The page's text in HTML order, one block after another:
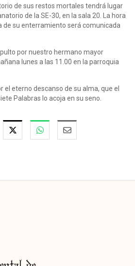
de sus restos mortales tendrá lugar
de la SE-30, en la sala 20. La hora
de su enterramiento será comunicada
por nuestro hermano mayor
lunes a las 11.00 en la parroquia
el eterno descanso de su alma, que el
Palabras lo acoja en su seno.